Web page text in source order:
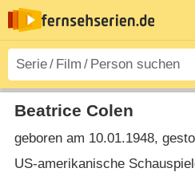
Beatrice Colen
geboren am 10.01.1948,
US-amerikanische